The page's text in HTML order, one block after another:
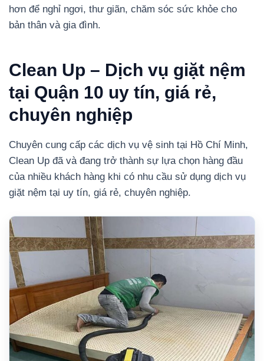
hơn để nghỉ ngơi, thư giãn, chăm sóc sức khỏe cho
bản thân và gia đình.
Clean Up – Dịch vụ giặt nệm
tại Quận 10 uy tín, giá rẻ,
chuyên nghiệp
Chuyên cung cấp các dịch vụ vệ sinh tại Hồ Chí Minh,
Clean Up đã và đang trở thành sự lựa chọn hàng đầu
của nhiều khách hàng khi có nhu cầu sử dụng dịch vụ
giặt nệm tại uy tín, giá rẻ, chuyên nghiệp.